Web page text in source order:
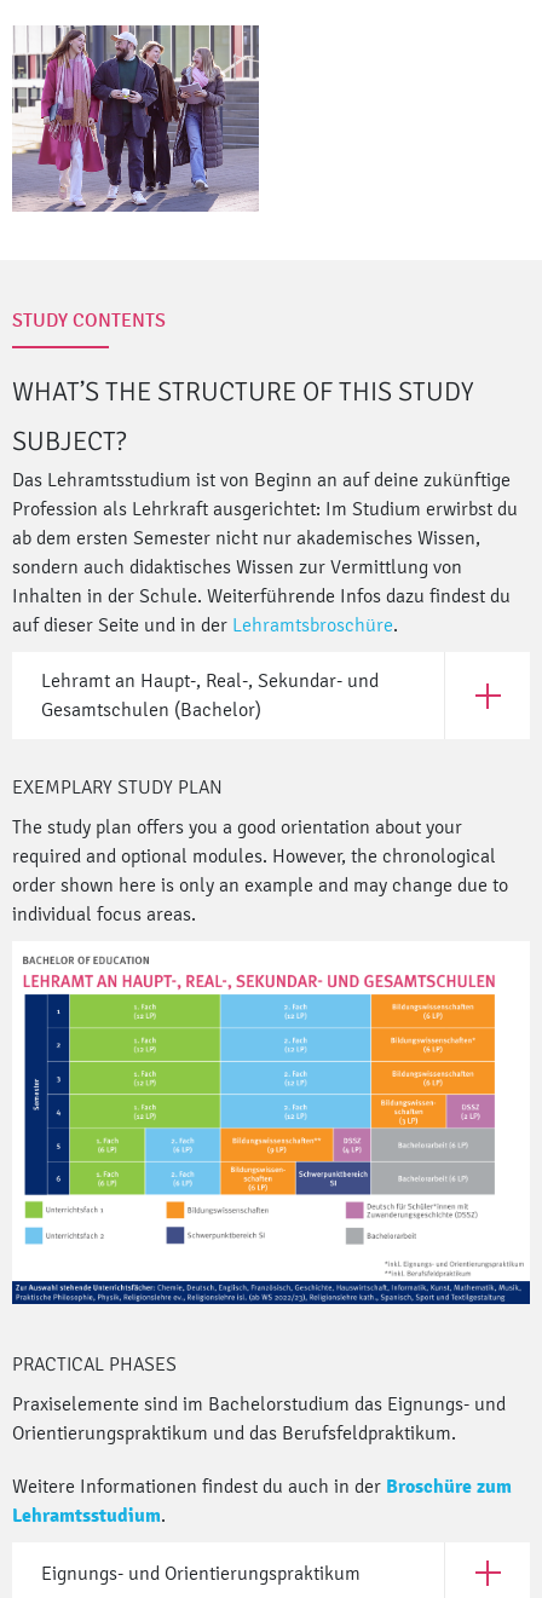
STUDY CONTENTS
WHAT’S THE STRUCTURE OF THIS STUDY
SUBJECT?
Das Lehramtsstudium ist von Beginn an auf deine zukünftige
Profession als Lehrkraft ausgerichtet: Im Studium erwirbst du
ab dem ersten Semester nicht nur akademisches Wissen,
sondern auch didaktisches Wissen zur Vermittlung von
Inhalten in der Schule. Weiterführende Infos dazu findest du
auf dieser Seite und in der Lehramtsbroschüre.
Lehramt an Haupt-, Real-, Sekundar- und
Gesamtschulen (Bachelor)
Open
EXEMPLARY STUDY PLAN
The study plan offers you a good orientation about your
required and optional modules. However, the chronological
order shown here is only an example and may change due to
individual focus areas.
PRACTICAL PHASES
Praxiselemente sind im Bachelorstudium das Eignungs- und
Orientierungspraktikum und das Berufsfeldpraktikum.
Weitere Informationen findest du auch in der Broschüre zum
Lehramtsstudium.
Eignungs- und Orientierungspraktikum Open